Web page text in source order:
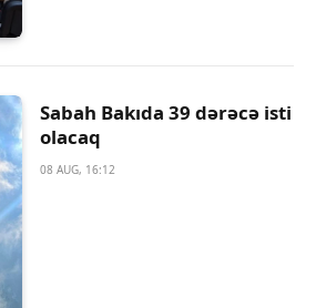
Sabah Bakıda 39 dərəcə isti
olacaq
08 AUG, 16:12